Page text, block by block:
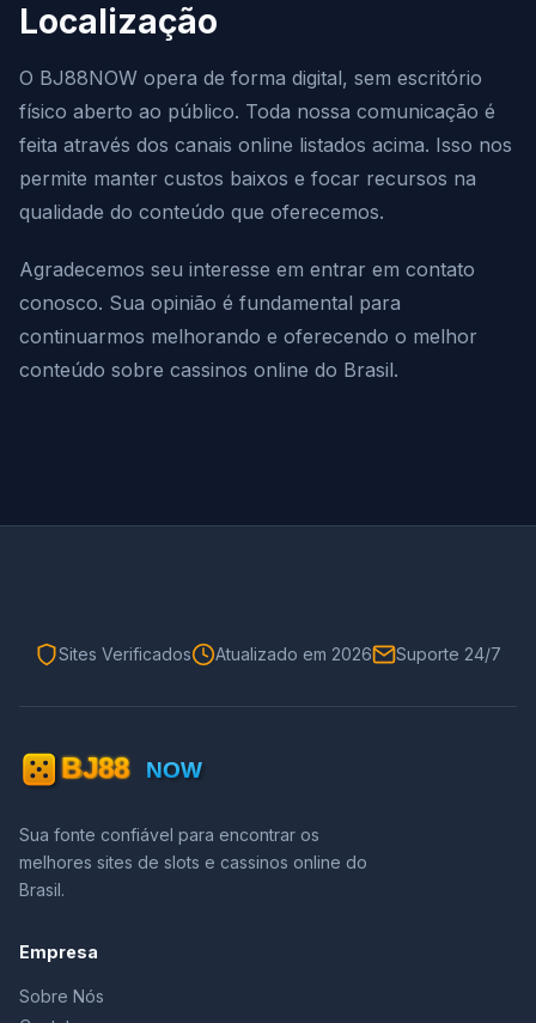
Localização
O BJ88NOW opera de forma digital, sem escritório
físico aberto ao público. Toda nossa comunicação é
feita através dos canais online listados acima. Isso nos
permite manter custos baixos e focar recursos na
qualidade do conteúdo que oferecemos.
Agradecemos seu interesse em entrar em contato
conosco. Sua opinião é fundamental para
continuarmos melhorando e oferecendo o melhor
conteúdo sobre cassinos online do Brasil.
Sites Verificados Atualizado em 2026 Suporte 24/7
Sua fonte confiável para encontrar os
melhores sites de slots e cassinos online do
Brasil.
Empresa
Sobre Nós